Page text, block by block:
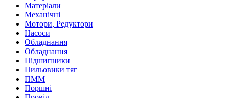
Матеріали
Механічні
Мотори, Редуктори
Насоси
Обладнання
Обладнання
Підшипники
Пильовики тяг
ПММ
Поршні